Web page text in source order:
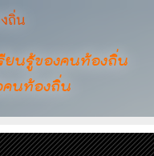
ถิ่น
ยนรู้ของคนท้องถิ่น
นท้องถิ่น